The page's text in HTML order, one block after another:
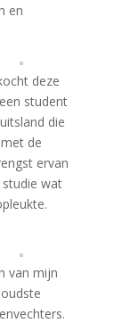
en
deze
student
die
met de
ervan
studie wat
van mijn
oudste